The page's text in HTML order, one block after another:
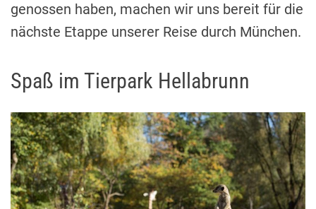
genossen haben, machen wir uns bereit für die
nächste Etappe unserer Reise durch München.
Spaß im Tierpark Hellabrunn